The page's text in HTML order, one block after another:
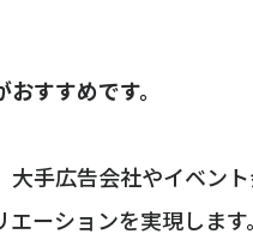
おすすめです。
手広告会社やイベン
ーションを実現します。